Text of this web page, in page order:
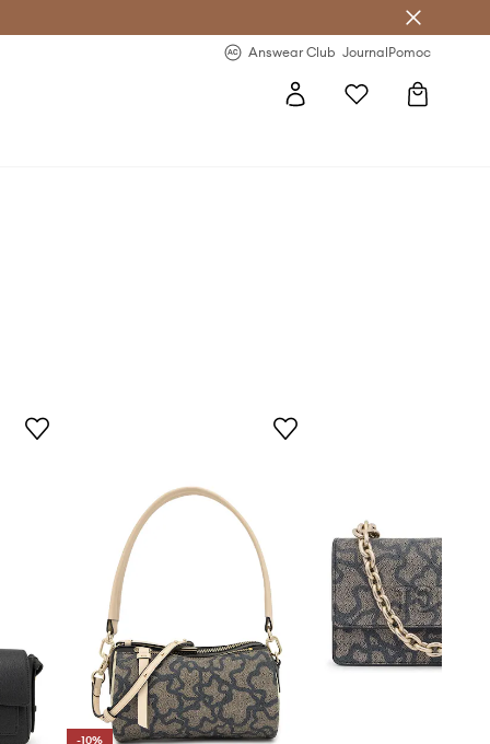
Answear Club JournalPomoc
-10%